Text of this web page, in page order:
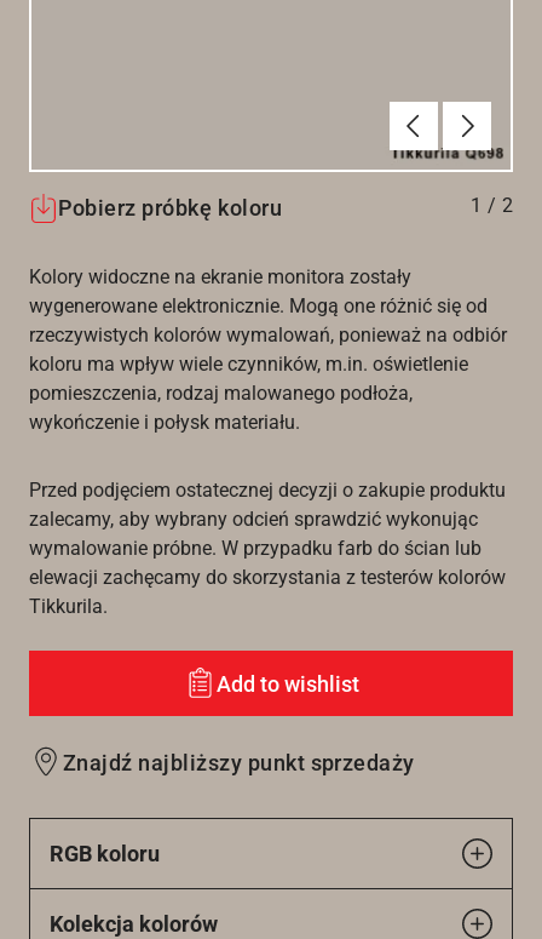
Poprzednie
Dalej
Pobierz próbkę koloru 1 / 2
Kolory widoczne na ekranie monitora zostały
wygenerowane elektronicznie. Mogą one różnić się od
rzeczywistych kolorów wymalowań, ponieważ na odbiór
koloru ma wpływ wiele czynników, m.in. oświetlenie
pomieszczenia, rodzaj malowanego podłoża,
wykończenie i połysk materiału.
Przed podjęciem ostatecznej decyzji o zakupie produktu
zalecamy, aby wybrany odcień sprawdzić wykonując
wymalowanie próbne. W przypadku farb do ścian lub
elewacji zachęcamy do skorzystania z testerów kolorów
Tikkurila.
Add to wishlist
Znajdź najbliższy punkt sprzedaży
RGB koloru
Kolekcja kolorów